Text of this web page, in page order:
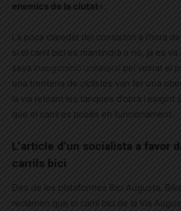
enemics de la ciutat«.
La poca claredat del consistori a l’hora
si el carril bici es mantindrà o no, ja es va
seva inauguració unilateral pel veïnat el
una trentena de ciclistes van fer una
la via retirant les tanques d’obra i exigint
que el carril es posés en funcionament.
L’article d’un socialista a favor
carrils bici
Des de les plataformes Bici Augusta,
reclamen que el carril bici de la Via